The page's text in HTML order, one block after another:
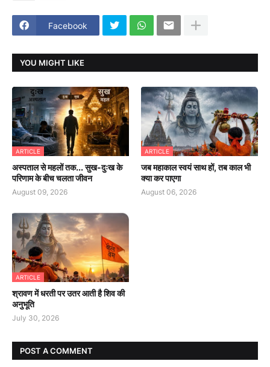
Facebook
YOU MIGHT LIKE
ARTICLE
अस्पताल से महलों तक... सुख-दुःख के
परिणाम के बीच चलता जीवन
August 09, 2026
ARTICLE
जब महाकाल स्वयं साथ हों, तब काल भी
क्या कर पाएगा
August 06, 2026
ARTICLE
श्रावण में धरती पर उतर आती है शिव की
अनुभूति
July 30, 2026
POST A COMMENT